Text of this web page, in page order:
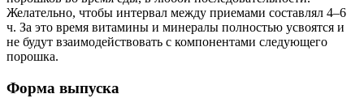
Желательно, чтобы интервал между приемами составлял 4–6
ч. За это время витамины и минералы полностью усвоятся и
не будут взаимодействовать с компонентами следующего
порошка.
Форма выпуска